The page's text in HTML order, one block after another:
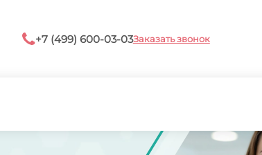
+7 (499) 600-03-03Заказать звонок